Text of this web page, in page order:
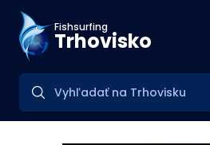
Fishsurfing
Trhovisko